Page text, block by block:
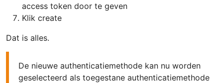
access token door te geven
Klik create
Dat is alles.
De nieuwe authenticatiemethode kan nu worden
geselecteerd als toegestane authenticatiemethode